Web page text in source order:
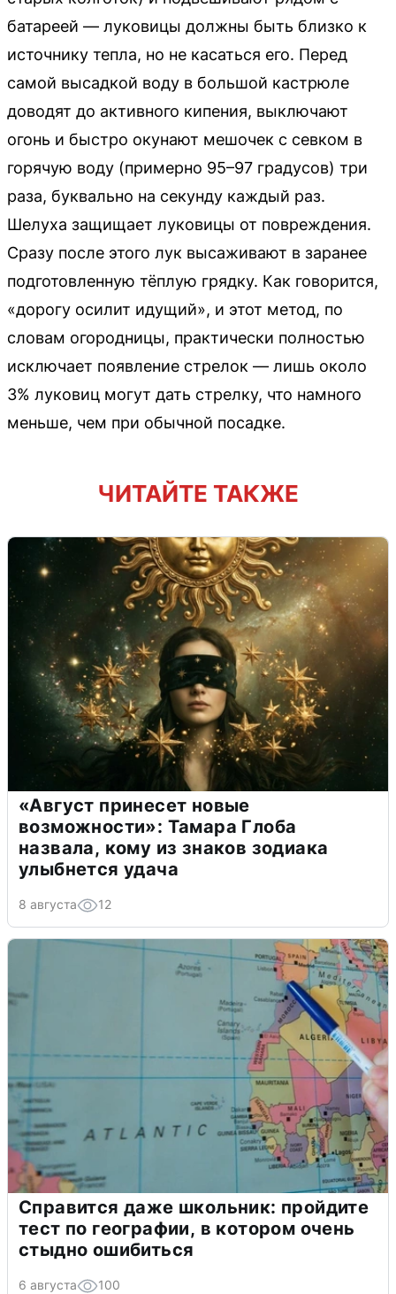
батареей — луковицы должны быть близко к
источнику тепла, но не касаться его. Перед
самой высадкой воду в большой кастрюле
доводят до активного кипения, выключают
огонь и быстро окунают мешочек с севком в
горячую воду (примерно 95–97 градусов) три
раза, буквально на секунду каждый раз.
Шелуха защищает луковицы от повреждения.
Сразу после этого лук высаживают в заранее
подготовленную тёплую грядку. Как говорится,
«дорогу осилит идущий», и этот метод, по
словам огородницы, практически полностью
исключает появление стрелок — лишь около
3% луковиц могут дать стрелку, что намного
меньше, чем при обычной посадке.
ЧИТАЙТЕ ТАКЖЕ
«Август принесет новые
возможности»: Тамара Глоба
назвала, кому из знаков зодиака
улыбнется удача
8 августа 12
Справится даже школьник: пройдите
тест по географии, в котором очень
стыдно ошибиться
6 августа 100